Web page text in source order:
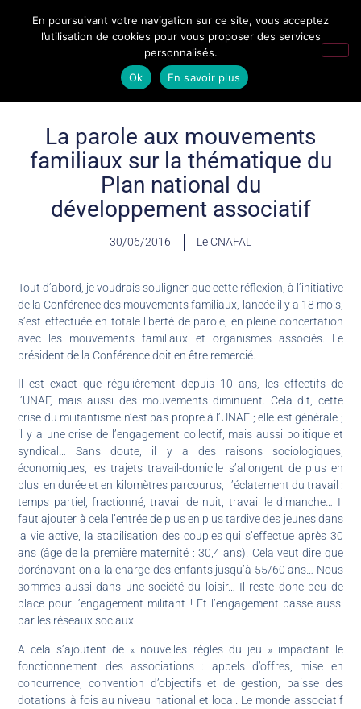
La parole aux mouvements
familiaux sur la thématique du
Plan national du
développement associatif
30/06/2016 Le CNAFAL
Tout d’abord, je voudrais souligner que cette réflexion, à l’initiative
de la Conférence des mouvements familiaux, lancée il y a 18 mois,
s’est effectuée en totale liberté de parole, en pleine concertation
avec les mouvements familiaux et organismes associés. Le
président de la Conférence doit en être remercié.
Il est exact que régulièrement depuis 10 ans, les effectifs de
l’UNAF, mais aussi des mouvements diminuent. Cela dit, cette
crise du militantisme n’est pas propre à l’UNAF ; elle est générale ;
il y a une crise de l’engagement collectif, mais aussi politique et
syndical… Sans doute, il y a des raisons sociologiques,
économiques, les trajets travail-domicile s’allongent de plus en
plus en durée et en kilomètres parcourus, l’éclatement du travail :
temps partiel, fractionné, travail de nuit, travail le dimanche… Il
faut ajouter à cela l’entrée de plus en plus tardive des jeunes dans
la vie active, la stabilisation des couples qui s’effectue après 30
ans (âge de la première maternité : 30,4 ans). Cela veut dire que
dorénavant on a la charge des enfants jusqu’à 55/60 ans… Nous
sommes aussi dans une société du loisir… Il reste donc peu de
place pour l’engagement militant ! Et l’engagement passe aussi
par les réseaux sociaux.
A cela s’ajoutent de « nouvelles règles du jeu » impactant le
fonctionnement des associations : appels d’offres, mise en
concurrence, convention d’objectifs et de gestion, baisse des
dotations à fois au niveau national et local. Le monde associatif
En poursuivant votre navigation sur ce site, vous acceptez
l’utilisation de cookies pour vous proposer des services
personnalisés.
Ok
En savoir plus